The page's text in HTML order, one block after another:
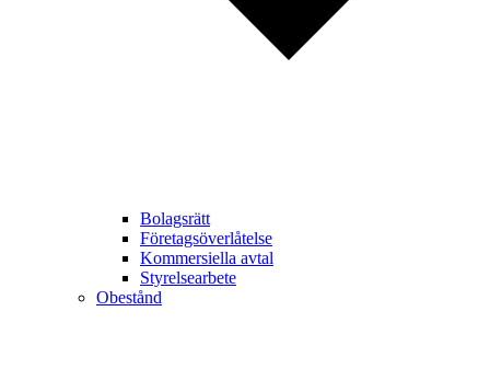
Bolagsrätt
Företagsöverlåtelse
Kommersiella avtal
Styrelsearbete
Obestånd